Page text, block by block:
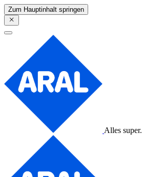
Zum Hauptinhalt springen
Alles super.